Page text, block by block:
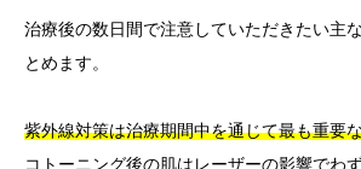
治療後の数日間で注意していただきたい主
とめます。
紫外線対策は治療期間中を通じて最も重要
コトーニング後の肌はレーザーの影響でわ